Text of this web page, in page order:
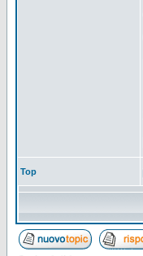
Top